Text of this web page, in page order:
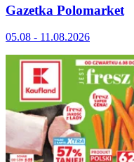
Gazetka Polomarket
05.08 - 11.08.2026